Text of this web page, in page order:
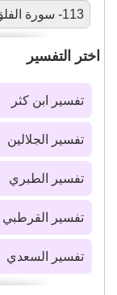
113- سورة الفلق
اختر التفسير
تفسير ابن كثر
تفسير الجلالين
تفسير الطبري
تفسير القرطبي
تفسير السعدي